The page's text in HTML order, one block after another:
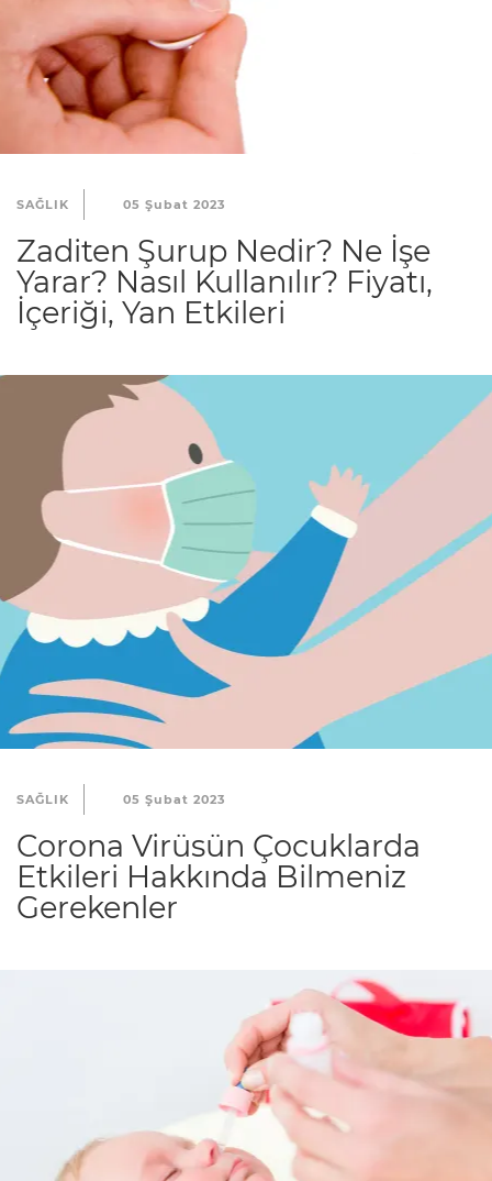
SAĞLIK 05 Şubat 2023
Zaditen Şurup Nedir? Ne İşe
Yarar? Nasıl Kullanılır? Fiyatı,
İçeriği, Yan Etkileri
SAĞLIK 05 Şubat 2023
Corona Virüsün Çocuklarda
Etkileri Hakkında Bilmeniz
Gerekenler